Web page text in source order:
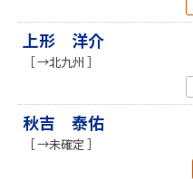
上形 洋介
［ →北九州 ］
秋吉 泰佑
［ →未確定 ］